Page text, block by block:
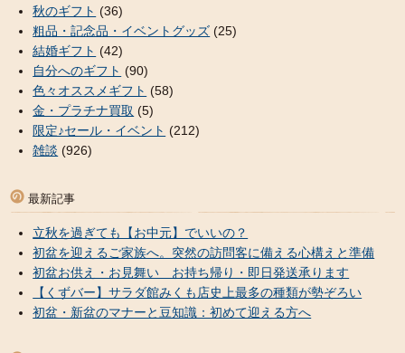
秋のギフト (36)
粗品・記念品・イベントグッズ (25)
結婚ギフト (42)
自分へのギフト (90)
色々オススメギフト (58)
金・プラチナ買取 (5)
限定♪セール・イベント (212)
雑談 (926)
最新記事
立秋を過ぎても【お中元】でいいの？
初盆を迎えるご家族へ。突然の訪問客に備える心構えと準備
初盆お供え・お見舞い お持ち帰り・即日発送承ります
【くずバー】サラダ館みくも店史上最多の種類が勢ぞろい
初盆・新盆のマナーと豆知識：初めて迎える方へ